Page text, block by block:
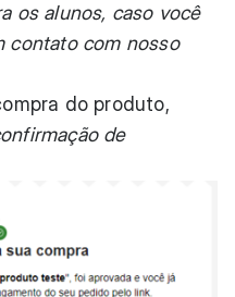
os alunos, caso você
contato com nosso
do produto,
de